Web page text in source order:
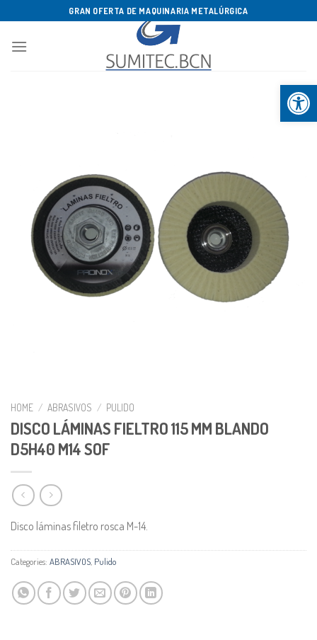
Abrir
al
contenido
GRAN OFERTA DE MAQUINARIA METALÚRGICA
HOME / ABRASIVOS / PULIDO
DISCO LÁMINAS FIELTRO 115 MM BLANDO
D5H40 M14 SOF
Disco láminas filetro rosca M-14.
Categories: ABRASIVOS, Pulido